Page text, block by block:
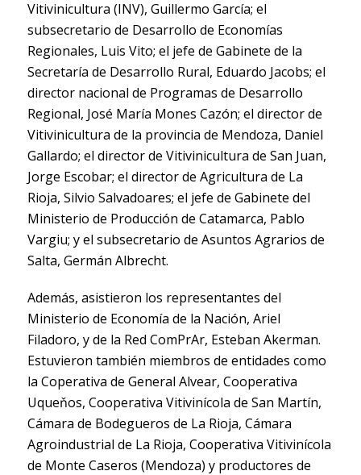
Vitivinicultura (INV), Guillermo García; el
subsecretario de Desarrollo de Economías
Regionales, Luis Vito; el jefe de Gabinete de la
Secretaría de Desarrollo Rural, Eduardo Jacobs; el
director nacional de Programas de Desarrollo
Regional, José María Mones Cazón; el director de
Vitivinicultura de la provincia de Mendoza, Daniel
Gallardo; el director de Vitivinicultura de San Juan,
Jorge Escobar; el director de Agricultura de La
Rioja, Silvio Salvadoares; el jefe de Gabinete del
Ministerio de Producción de Catamarca, Pablo
Vargiu; y el subsecretario de Asuntos Agrarios de
Salta, Germán Albrecht.
Además, asistieron los representantes del
Ministerio de Economía de la Nación, Ariel
Filadoro, y de la Red ComPrAr, Esteban Akerman.
Estuvieron también miembros de entidades como
la Coperativa de General Alvear, Cooperativa
Uqueňos, Cooperativa Vitivinícola de San Martín,
Cámara de Bodegueros de La Rioja, Cámara
Agroindustrial de La Rioja, Cooperativa Vitivinícola
de Monte Caseros (Mendoza) y productores de